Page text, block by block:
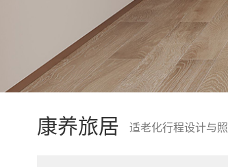
康养旅居 适老化行程设计与